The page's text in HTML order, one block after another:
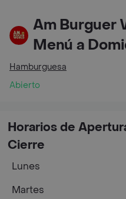
Am Burguer
Menú a
Hamburguesa
Abierto
Horarios de
Cierre
Lunes
Martes